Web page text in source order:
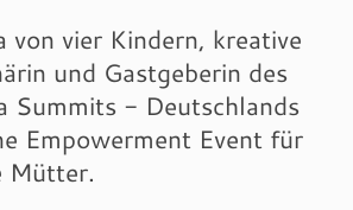
von vier Kindern, kreative
und Gastgeberin des
Summits - Deutschlands
Empowerment Event für
Mütter.